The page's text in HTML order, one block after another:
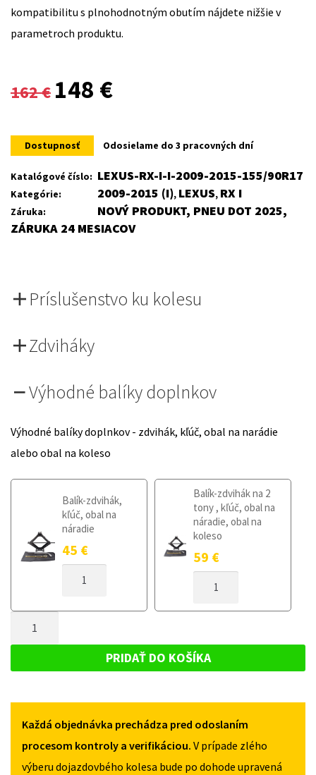
kompatibilitu s plnohodnotným obutím nájdete nižšie v
parametroch produktu.
162€
Original
was:
162 €.
148 €
is:
148 €.
Dostupnosť Odosielame do 3 pracovných dní
Katalógové číslo: LEXUS-RX-I-I-2009-2015-155/90R17
Kategórie: 2009-2015 (I), LEXUS, RX I
Záruka:
NOVÝ PRODUKT, PNEU DOT 2025,
ZÁRUKA 24 MESIACOV
Príslušenstvo ku kolesu
Zdviháky
Výhodné balíky doplnkov
Výhodné balíky doplnkov - zdvihák, kľúč, obal na narádie
alebo obal na koleso
Balík-zdvihák,
kľúč, obal na
náradie
45 €
DOJAZDOVÉ
LEXUS
I
2009-
Balík-zdvihák na 2
tony , kľúč, obal na
náradie, obal na
koleso
59 €
DOJAZDOVÉ
I
I
155/90R17
5X114,3
LEXUS
2009-
2015
PRIDAŤ DO KOŠÍKA
Každá objednávka prechádza pred odoslaním
procesom kontroly a verifikáciou. V prípade zlého
výberu dojazdovbého kolesa bude po dohode upravená